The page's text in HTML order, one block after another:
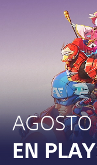
AGOSTO
EN